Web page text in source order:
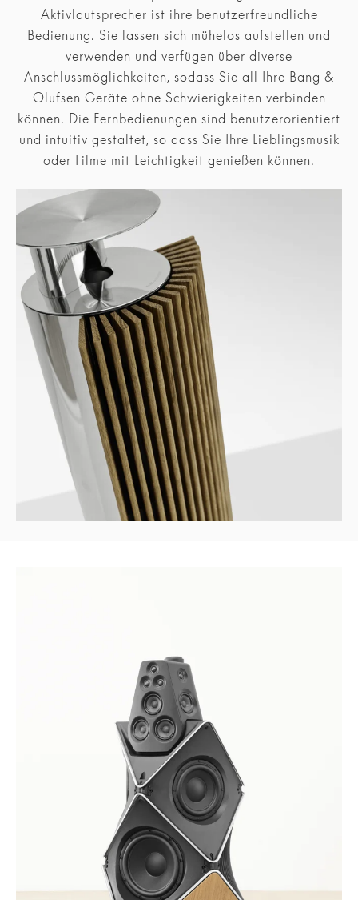
Aktivlautsprecher ist ihre benutzerfreundliche
Bedienung. Sie lassen sich mühelos aufstellen und
verwenden und verfügen über diverse
Anschlussmöglichkeiten, sodass Sie all Ihre Bang &
Olufsen Geräte ohne Schwierigkeiten verbinden
können. Die Fernbedienungen sind benutzerorientiert
und intuitiv gestaltet, so dass Sie Ihre Lieblingsmusik
oder Filme mit Leichtigkeit genießen können.